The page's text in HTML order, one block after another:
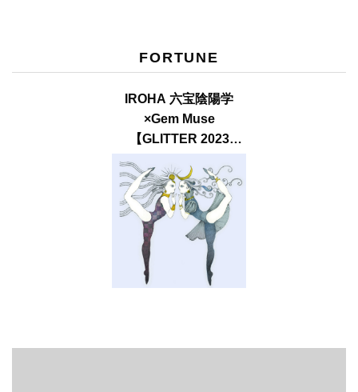
FORTUNE
IROHA 六宝陰陽学
×Gem Muse
【GLITTER 2023
SUMMER issue】